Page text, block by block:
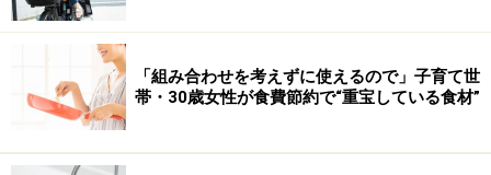
レジャー施設利用券は温泉やマリンパーク
でも使える
「組み合わせを考えずに使えるので」子育て世
帯・30歳女性が食費節約で“重宝している食材”